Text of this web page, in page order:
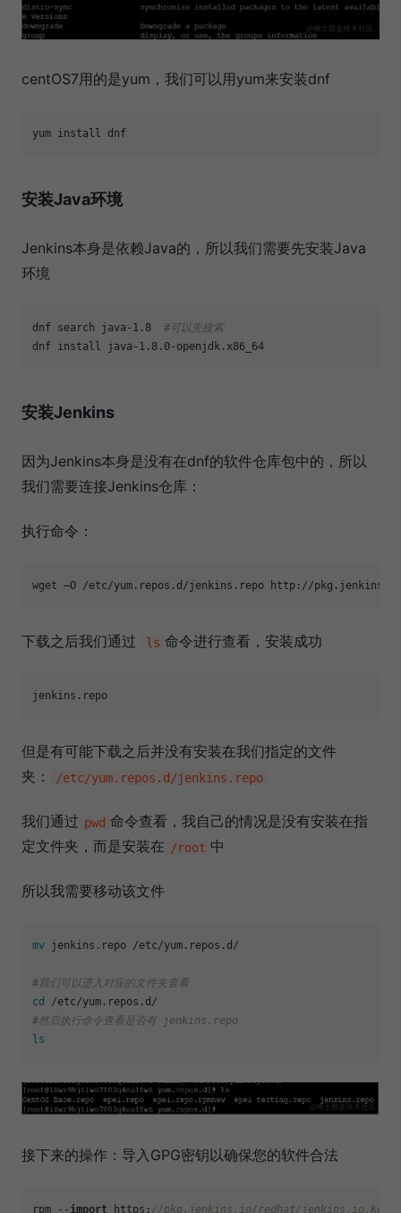
centOS7用的是yum，我们可以用yum来安装dnf
安装Java环境
Jenkins本身是依赖Java的，所以我们需要先安装Java
环境
dnf search java-1.8 #可以先搜索
安装Jenkins
因为Jenkins本身是没有在dnf的软件仓库包中的，所以
我们需要连接Jenkins仓库：
执行命令：
下载之后我们通过 ls 命令进行查看，安装成功
但是有可能下载之后并没有安装在我们指定的文件
夹：
/etc/yum.repos.d/jenkins.repo
我们通过 pwd 命令查看，我自己的情况是没有安装在指
定文件夹，而是安装在 /root 中
所以我需要移动该文件
mv jenkins.repo /etc/yum.repos.d/
#我们可以进入对应的文件夹查看
cd
#然后执行命令查看是否有 jenkins.repo
ls
接下来的操作：导入GPG密钥以确保您的软件合法
rpm -- import https: //pkg.jenkins.io/redhat/jenkins.io.key